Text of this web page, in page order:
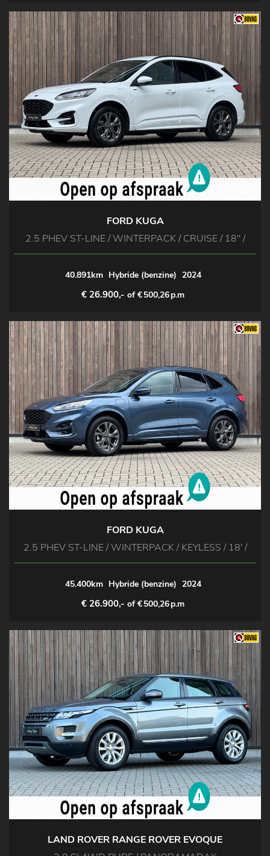
FORD KUGA
2.5 PHEV ST-LINE / WINTERPACK / CRUISE / 18'' /
40.891km Hybride (benzine) 2024
€ 26.900,- of €500,26p.m
FORD KUGA
2.5 PHEV ST-LINE / WINTERPACK / KEYLESS / 18' /
45.400km Hybride (benzine) 2024
€ 26.900,- of €500,26p.m
LAND ROVER RANGE ROVER EVOQUE